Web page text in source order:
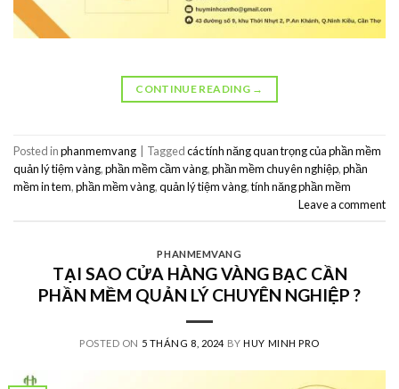
CONTINUE READING →
Posted inphanmemvang Taggedcác tính năng quan trọng của phần mềm
quản lý tiệm vàng,phần mềm cầm vàng,phần mềm chuyên nghiệp,phần
mềm in tem,phần mềm vàng,quản lý tiệm vàng,tính năng phần mềm
Leave a comment
PHANMEMVANG
TẠI SAO CỬA HÀNG VÀNG BẠC CẦN
PHẦN MỀM QUẢN LÝ CHUYÊN NGHIỆP ?
POSTED ON 5 THÁNG 8, 2024 BYHUY MINH PRO